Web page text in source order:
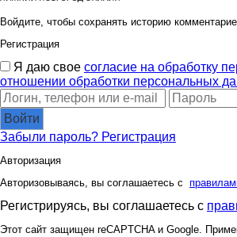
Войдите, чтобы сохранять историю
Регистрация
Я даю свое согласие на обработку
отношении обработки персональных
Войти
Забыли пароль? Регистрация
Авторизация
Авторизовываясь, вы соглашаетесь с
Регистрируясь, вы соглашаетесь с
Этот сайт защищен reCAPTCHA и Google.